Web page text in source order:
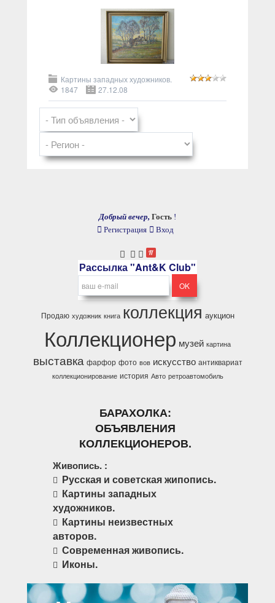
Картины западных художников.
1847
27.12.08
Добрый вечер, Гость !
Регистрация
Вход
Рассылка "Ant&K Club"
Продаю художник книга коллекция аукцион
Коллекционер музей картина
выставка фарфор фото вов искусство антиквариат
коллекционирование история Авто ретроавтомобиль
БАРАХОЛКА:
ОБЪЯВЛЕНИЯ
КОЛЛЕКЦИОНЕРОВ.
Живопись. :
Русская и советская жипопись.
Картины западных
художников.
Картины неизвестных
авторов.
Современная живопись.
Иконы.